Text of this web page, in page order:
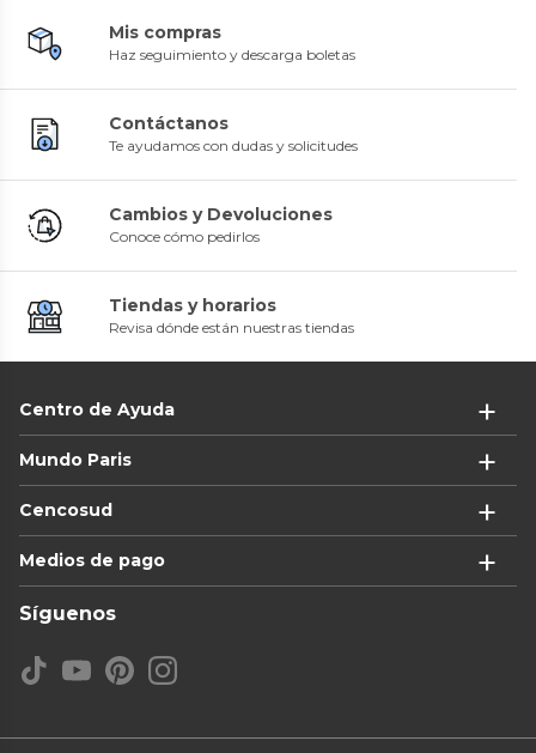
Mis compras
Haz seguimiento y descarga boletas
Contáctanos
Te ayudamos con dudas y solicitudes
Cambios y Devoluciones
Conoce cómo pedirlos
Tiendas y horarios
Revisa dónde están nuestras tiendas
Centro de Ayuda
Mundo Paris
Cencosud
Medios de pago
Síguenos